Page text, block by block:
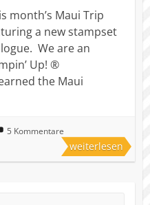
month’s Maui Trip
a new stampset
We are an
Up! ®
the Maui
5 Kommentare
weiterlesen